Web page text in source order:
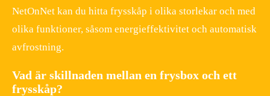
NetOnNet kan du hitta frysskåp i olika storlekar och med
olika funktioner, såsom energieffektivitet och automatisk
avfrostning.
Vad är skillnaden mellan en frysbox och ett
frysskåp?